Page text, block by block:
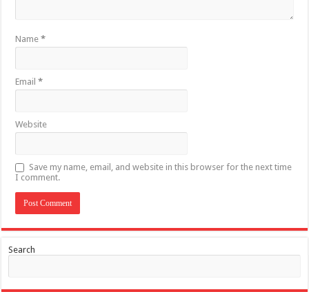
Name*
Email*
Website
Save my name, email, and website in this browser for the next time
I comment.
Search